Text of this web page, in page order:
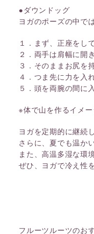
●ダウンドッグ
ヨガのポーズの中で
１．まず、正座をし
２．両手は肩幅に開
３．そのままお尻を
４．つま先に力を入
５．頭を両腕の間に
※体で山を作るイメー
ヨガを定期的に継続
さらに、夏でも温か
また、高温多湿な環
ぜひ、ヨガで冷え性
フルーツルーツのお